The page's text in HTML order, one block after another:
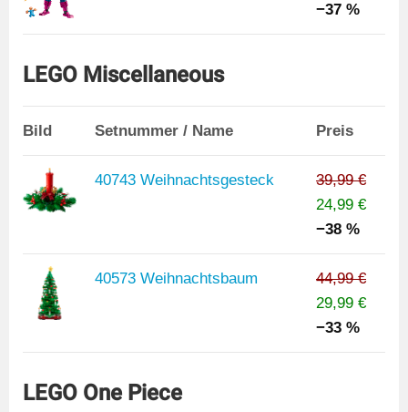
−37 %
LEGO Miscellaneous
Bild Setnummer / Name Preis
40743 Weihnachtsgesteck
39,99 €
24,99 €
−38 %
40573 Weihnachtsbaum
44,99 €
29,99 €
−33 %
LEGO One Piece